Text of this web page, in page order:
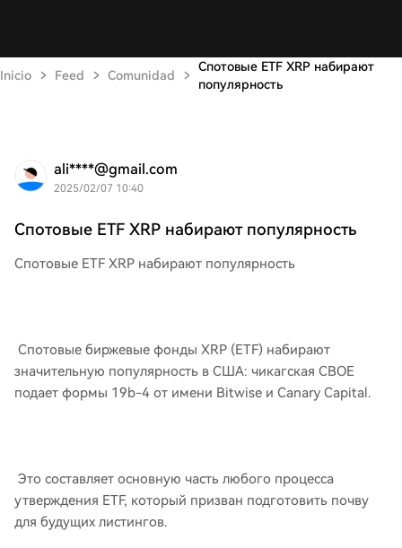
Inicio Feed Comunidad
Спотовые ETF XRP набирают
популярность
ali****@gmail.com
2025/02/07 10:40
Спотовые ETF XRP набирают популярность
Спотовые ETF XRP набирают популярность
Спотовые биржевые фонды XRP (ETF) набирают
значительную популярность в США: чикагская CBOE
подает формы 19b-4 от имени Bitwise и Canary Capital.
Это составляет основную часть любого процесса
утверждения ETF, который призван подготовить почву
для будущих листингов.